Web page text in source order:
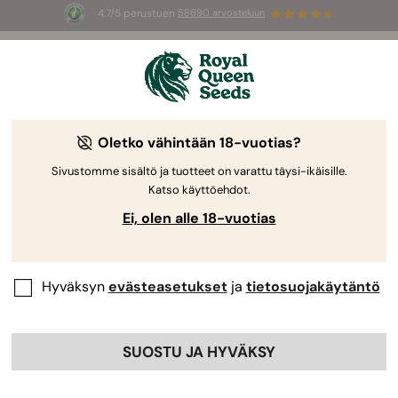
4.7/5 perustuen 58690 arvosteluun
Uutuuksia
Feminisoidut
Oletko vähintään 18-vuotias?
Sivustomme sisältö ja tuotteet on varattu täysi-ikäisille.
Katso käyttöehdot.
Ei, olen alle 18-vuotias
Hyväksynevästeasetuksetja tietosuojakäytäntö
SUOSTU JA HYVÄKSY